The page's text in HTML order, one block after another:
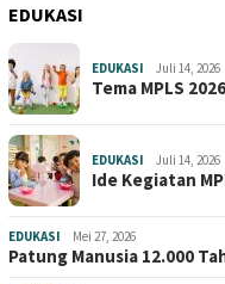
EDUKASI
EDUKASI Juli 14, 2026
Tema MPLS
EDUKASI Juli 14, 2026
Ide Kegiatan
EDUKASI Mei 27, 2026
Patung Manusia 12.000